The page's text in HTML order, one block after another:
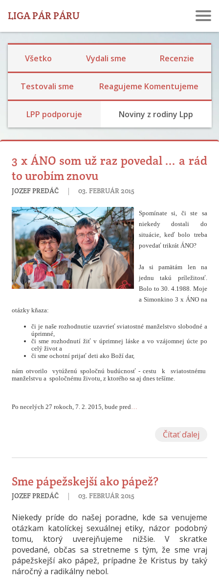
LIGA PÁR PÁRU
Všetko Vydali sme Recenzie
Testovali sme Reagujeme Komentujeme
LPP podporuje Noviny z rodiny Lpp
3 x ÁNO som už raz povedal ... a rád
to urobím znovu
JOZEF PREDÁČ |03. FEBRUÁR 2015
Spomínate si, či ste sa
niekedy dostali do
situácie, keď bolo treba
povedať trikrát ÁNO?
Ja si pamätám len na
jednu takú príležitosť.
Bolo to 30. 4.1988. Moje
a Simonkino 3 x ÁNO na
otázky kňaza:
či je naše rozhodnutie uzavrieť sviatostné manželstvo slobodné a
úprimné,
či sme rozhodnutí žiť v úprimnej láske a vo vzájomnej úcte po
celý život a
či sme ochotní prijať deti ako Boží dar,
nám otvorilo vytúženú spoločnú budúcnosť - cestu k sviatostnému
manželstvu a spoločnému životu, z ktorého sa aj dnes tešíme.
Po necelých 27 rokoch, 7. 2. 2015, bude pred
Čítať ďalej
Sme pápežskejší ako pápež?
JOZEF PREDÁČ |03. FEBRUÁR 2015
Niekedy príde do našej poradne, kde sa venujeme
otázkam katolíckej sexuálnej etiky, názor podobný
tomu, ktorý uverejňujeme nižšie. V skratke
povedané, občas sa stretneme s tým, že sme vraj
pápežskejší ako pápež, prípadne že Kristus by taký
náročný a radikálny nebol.